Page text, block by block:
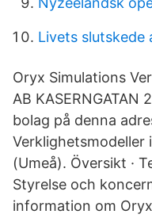
Livets slutskede
Oryx Simulations
AB KASERNGATAN
bolag på denna
Verklighetsmodeller
(Umeå). Översikt ·
Styrelse och
information om